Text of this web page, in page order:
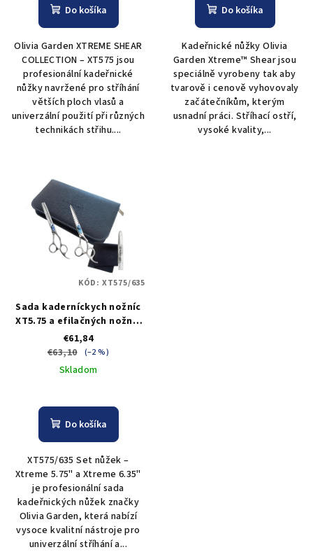
Do košíka
Olivia Garden XTREME SHEAR
COLLECTION – XT575 jsou
profesionální kadeřnické
nůžky navržené pro stříhání
větších ploch vlasů a
univerzální použití při různých
technikách střihu....
Do košíka
Kadeřnické nůžky Olivia
Garden Xtreme™ Shear jsou
speciálně vyrobeny tak aby
tvarově i cenově vyhovovaly
začátečníkům, kterým
usnadní práci. Stříhací ostří,
vysoké kvality,...
Sada kaderníckych nožníc
XT5.75 a efilačných nožníc
XT6.35 Olivia Garden
Xtreme Shear Collection +
puzdro
€61,84
€63,10
(–2 %)
Skladom
Do košíka
XT575/635 Set nůžek –
Xtreme 5.75" a Xtreme 6.35"
je profesionální sada
kadeřnických nůžek značky
Olivia Garden, která nabízí
vysoce kvalitní nástroje pro
univerzální stříhání a...
KÓD: XT575/635